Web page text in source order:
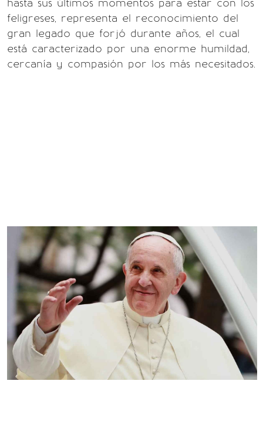
hasta sus últimos momentos para estar con los
feligreses, representa el reconocimiento del
gran legado que forjó durante años, el cual
está caracterizado por una enorme humildad,
cercanía y compasión por los más necesitados.